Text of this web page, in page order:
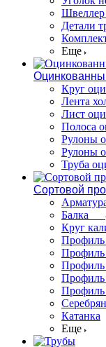
Детали
Еще
Круг
Лента
Лист
Полоса
Рулоны
Рулоны
Труба
Сортовой
Балка
Круг
Профиль
Профиль
Профиль
Профиль
Профиль
Катанка
Еще